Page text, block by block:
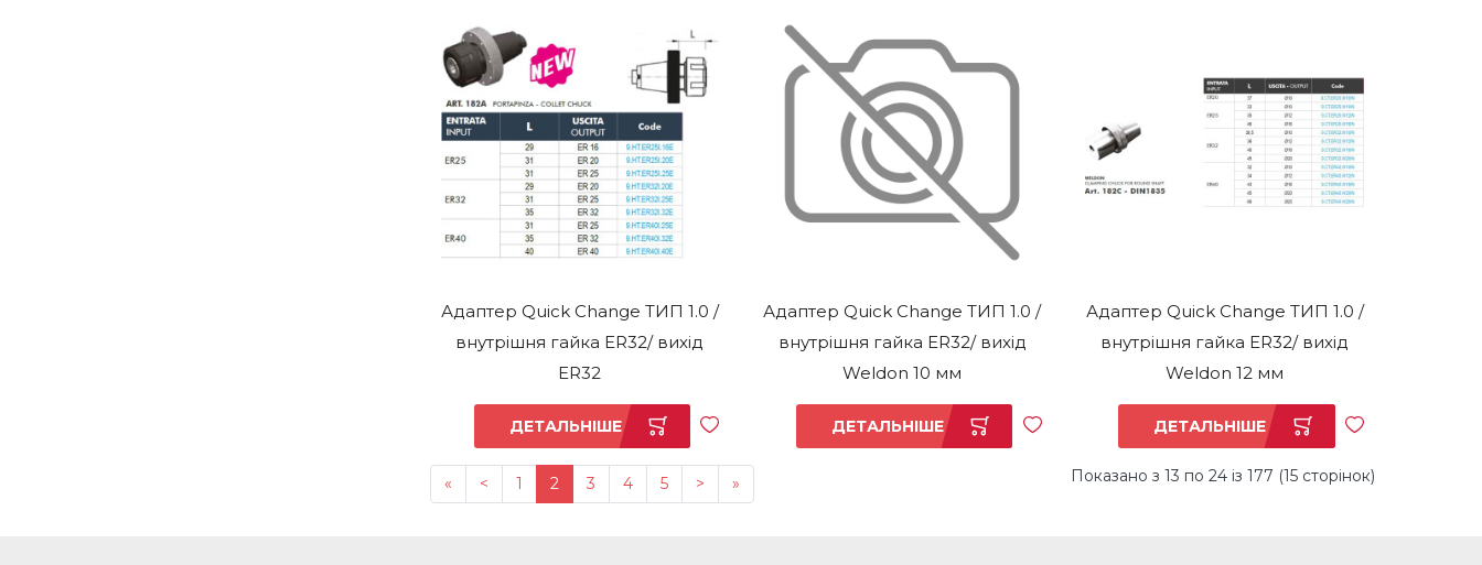
Адаптер Quick Change ТИП 1.0 /
внутрішня гайка ER32/ вихід
ER32
ДЕТАЛЬНІШЕ
Адаптер Quick Change ТИП 1.0 /
внутрішня гайка ER32/ вихід
Weldon 10 мм
ДЕТАЛЬНІШЕ
Адаптер Quick Change ТИП 1.0 /
внутрішня гайка ER32/ вихід
Weldon 12 мм
ДЕТАЛЬНІШЕ
« < 1 2 3 4 5 > » Показано з 13 по 24 із 177 (15 сторінок)